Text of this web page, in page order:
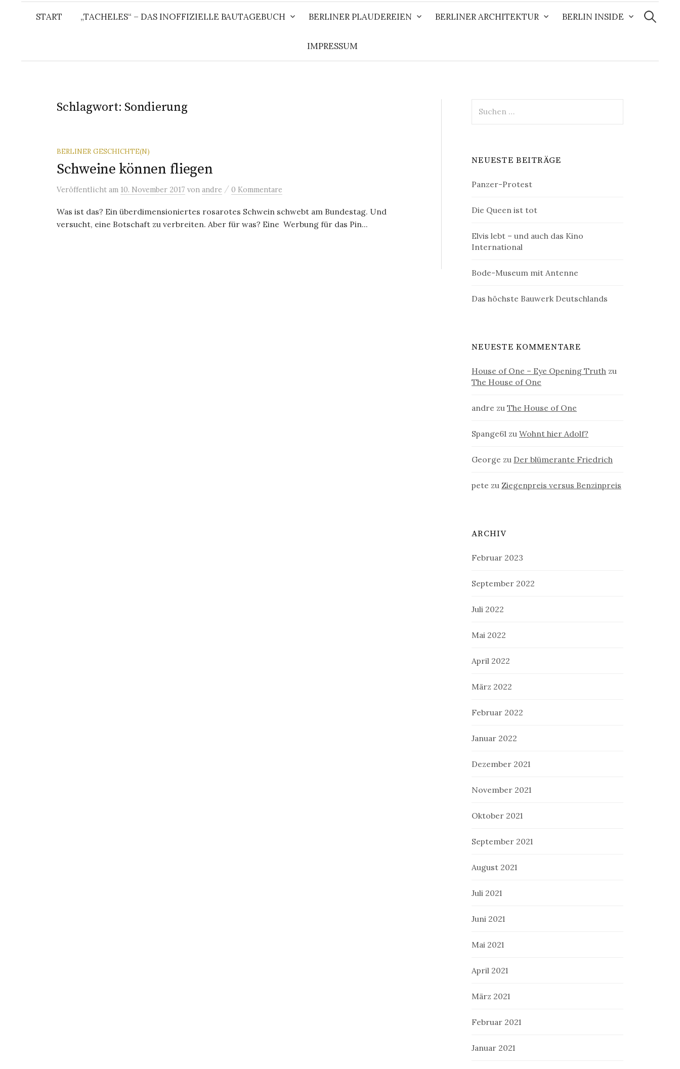
START „TACHELES“ – DAS INOFFIZIELLE BAUTAGEBUCH BERLINER PLAUDEREIEN BERLINER ARCHITEKTUR BERLIN INSIDE
IMPRESSUM
Suchen
nach:
Schlagwort: Sondierung
BERLINER GESCHICHTE(N)
Schweine können fliegen
Veröffentlicht am 10. November 2017 von andre / 0 Kommentare
Was ist das? Ein überdimensioniertes rosarotes Schwein schwebt am Bundestag. Und
versucht, eine Botschaft zu verbreiten. Aber für was? Eine Werbung für das Pin...
nach:
NEUESTE BEITRÄGE
Panzer-Protest
Die Queen ist tot
Elvis lebt – und auch das Kino
International
Bode-Museum mit Antenne
Das höchste Bauwerk Deutschlands
NEUESTE KOMMENTARE
House of One – Eye Opening Truth zu
The House of One
andre zuThe House of One
Spange61 zuWohnt hier Adolf?
George zu Der blümerante Friedrich
pete zu Ziegenpreis versus Benzinpreis
ARCHIV
Februar 2023
September 2022
Juli 2022
Mai 2022
April 2022
März 2022
Februar 2022
Januar 2022
Dezember 2021
November 2021
Oktober 2021
September 2021
August 2021
Juli 2021
Juni 2021
Mai 2021
April 2021
März 2021
Februar 2021
Januar 2021